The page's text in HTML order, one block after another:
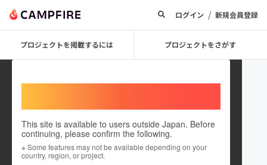
ログイン / 新規会員登録
プロジェクトを掲載するには プロジェクトをさがす
This site is available to users outside Japan. Before
continuing, please confirm the following.
※ Some features may not be available depending on your
country, region, or project.
小田桐あさぎ